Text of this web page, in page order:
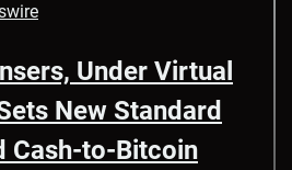
Under Virtual
New Standard
Cash-to-Bitcoin